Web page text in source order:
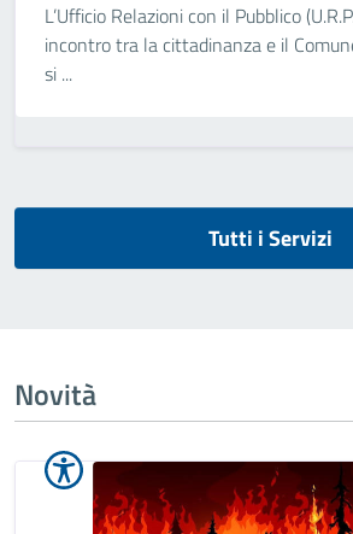
L’Ufficio Relazioni con il Pubblico
incontro tra la cittadinanza e il
si ...
Tutti i Servizi
Novità